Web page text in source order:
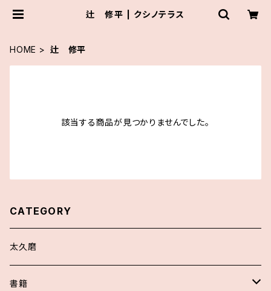
辻 修平 | クシノテラス
HOME 辻 修平
該当する商品が見つかりませんでした。
CATEGORY
太久磨
書籍